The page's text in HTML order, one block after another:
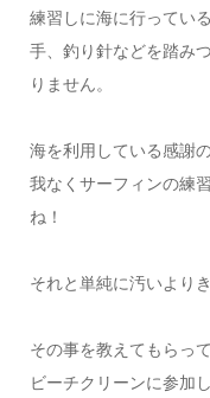
練習しに海に行ってい
手、釣り針などを踏み
りません。
海を利用している感謝
我なくサーフィンの練
ね！
それと単純に汚いより
その事を教えてもらっ
ビーチクリーンに参加